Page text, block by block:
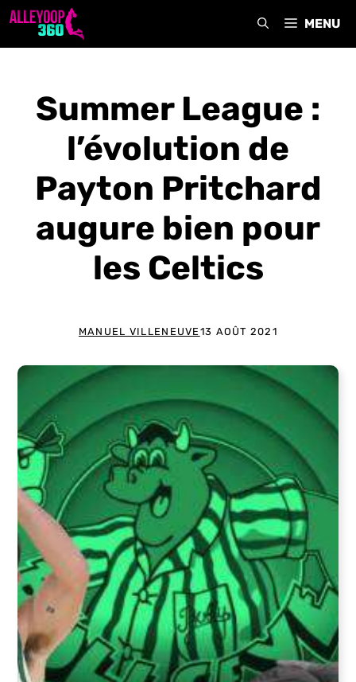
Aller
MENU
Summer League :
l’évolution de
Payton Pritchard
augure bien pour
les Celtics
MANUEL VILLENEUVE 13 AOÛT 2021